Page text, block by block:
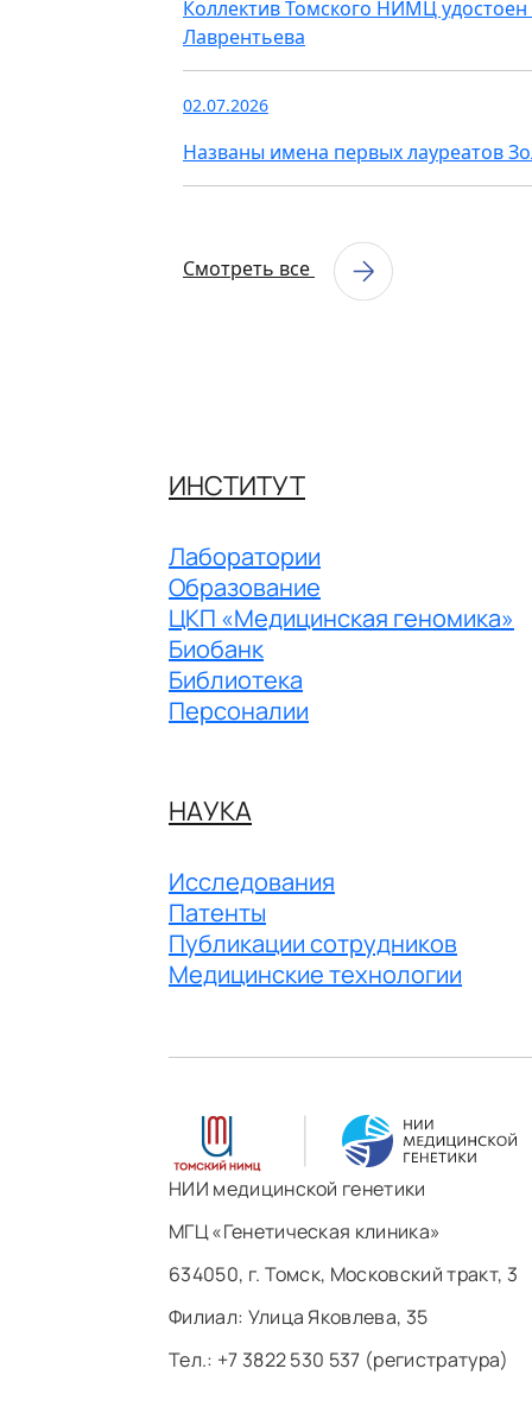
Коллектив Томского НИМЦ
Лаврентьева
02.07.2026
Названы имена первых лауреатов
Смотреть все
ИНСТИТУТ
Лаборатории
Образование
ЦКП «Медицинская геномика»
Биобанк
Библиотека
Персоналии
НАУКА
Исследования
Патенты
Публикации сотрудников
Медицинские технологии
НИИ медицинской генетики
МГЦ «Генетическая клиника»
634050, г. Томск, Московский тракт, 3
Филиал: ​Улица Яковлева, 35
Тел.: +7 3822 530 537 (регистратура)